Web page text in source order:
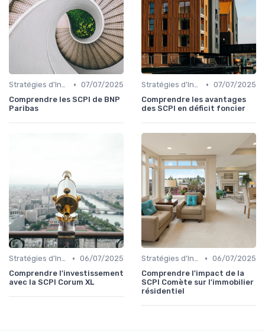
Stratégies d'Investissement Immobilier • 07/07/2025
Comprendre les SCPI de BNP
Paribas
Stratégies d'Investissement Immobilier • 07/07/2025
Comprendre les avantages
des SCPI en déficit foncier
Stratégies d'Investissement Immobilier • 06/07/2025
Comprendre l'investissement
avec la SCPI Corum XL
Stratégies d'Investissement Immobilier • 06/07/2025
Comprendre l'impact de la
SCPI Comète sur l'immobilier
résidentiel